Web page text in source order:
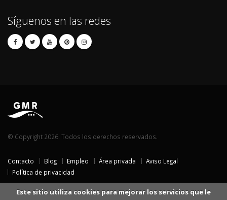
Síguenos en las redes
© Copyright 2026. Todos los derechos reservados.
Contacto Blog Empleo Área privada
Aviso Legal
Política de privacidad
Este sitio utiliza cookies para mejorar los servicios que le